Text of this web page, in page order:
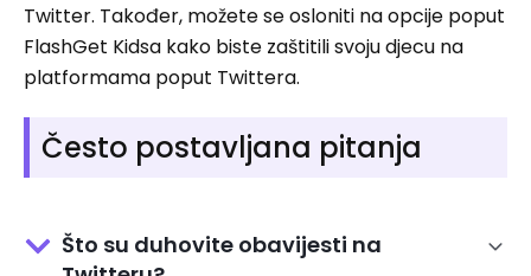
Twitter. Također, možete se osloniti na opcije poput
FlashGet Kidsa kako biste zaštitili svoju djecu na
platformama poput Twittera.
Često postavljana pitanja
Što su duhovite obavijesti na